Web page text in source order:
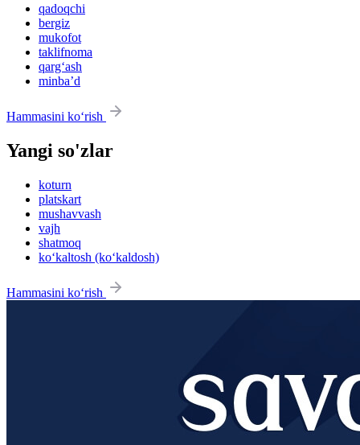
qadoqchi
bergiz
mukofot
taklifnoma
qarg‘ash
minbaʼd
Hammasini ko‘rish
Yangi so'zlar
koturn
platskart
mushavvash
vajh
shatmoq
ko‘kaltosh (ko‘kaldosh)
Hammasini ko‘rish